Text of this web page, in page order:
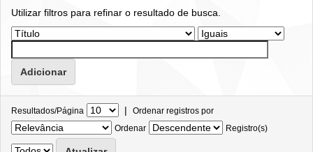
Utilizar filtros para refinar o resultado de busca.
Resultados/Página | Ordenar registros por
Ordenar
Registro(s)